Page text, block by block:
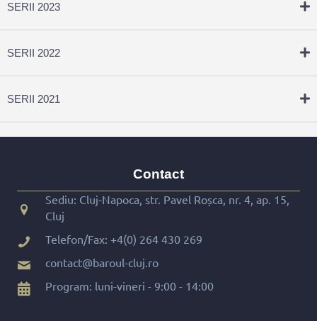
SERII 2023
SERII 2022
SERII 2021
Contact
Sediu: Cluj-Napoca, str. Pavel Roșca, nr. 4, ap. 15,
Cluj
Telefon/Fax: +4(0) 264 430 269
contact@baroul-cluj.ro
Program: luni-vineri - 9:00 - 14:00